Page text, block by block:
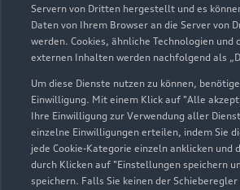
Servern von Dritten hergestellt und es
Daten von Ihrem Browser an die Server von
werden. Cookies, ähnliche Technologien und
externen Inhalten werden nachfolgend als
Um diese Dienste nutzen zu können,
Einwilligung. Mit einem Klick auf "Alle
Ihre Einwilligung zur Verwendung aller
einzelne Einwilligungen erteilen, indem Sie
jede Cookie-Kategorie einzeln anklicken und
durch Klicken auf "Einstellungen speichern
speichern. Falls Sie keinen der